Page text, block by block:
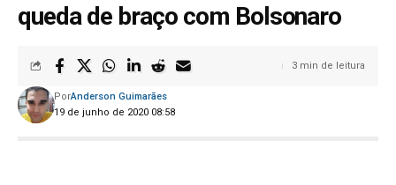
queda de braço com Bolsonaro
19 de junho de 2020 08:58
PorAnderson Guimarães
3 min de leitura